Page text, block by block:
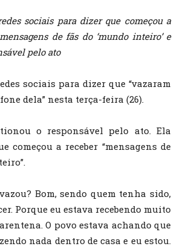
sociais para dizer que começou a
de fãs do ‘mundo inteiro’ e
pelo ato
sociais para dizer que “vazaram
dela” nesta terça-feira (26).
o responsável pelo ato. Ela
começou a receber “mensagens de
Bom, sendo quem tenha sido,
Porque eu estava recebendo muito
O povo estava achando que
nada dentro de casa e eu estou.